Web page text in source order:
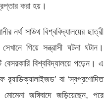
করা হয়।
নর্থ সাউথ বিশ্ববিদ্যালয়ের ছাত্রী
গিয়ে সন্ত্রাসী ঘটনা ঘটান।
বিশ্ববিদ্যালয়ে পড়েন। এ
বা ‘স্বপ্রণোদিত
জঙ্গিবাদে জড়িয়েছেন, পরে